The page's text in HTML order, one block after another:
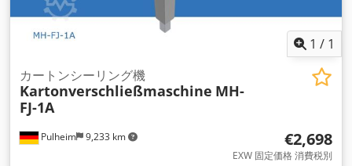
1 / 1
Pulheim 9,233 km
カートンシーリング機
Kartonverschließmaschine MH-
FJ-1A
€2,698
EXW 固定価格 消費税別